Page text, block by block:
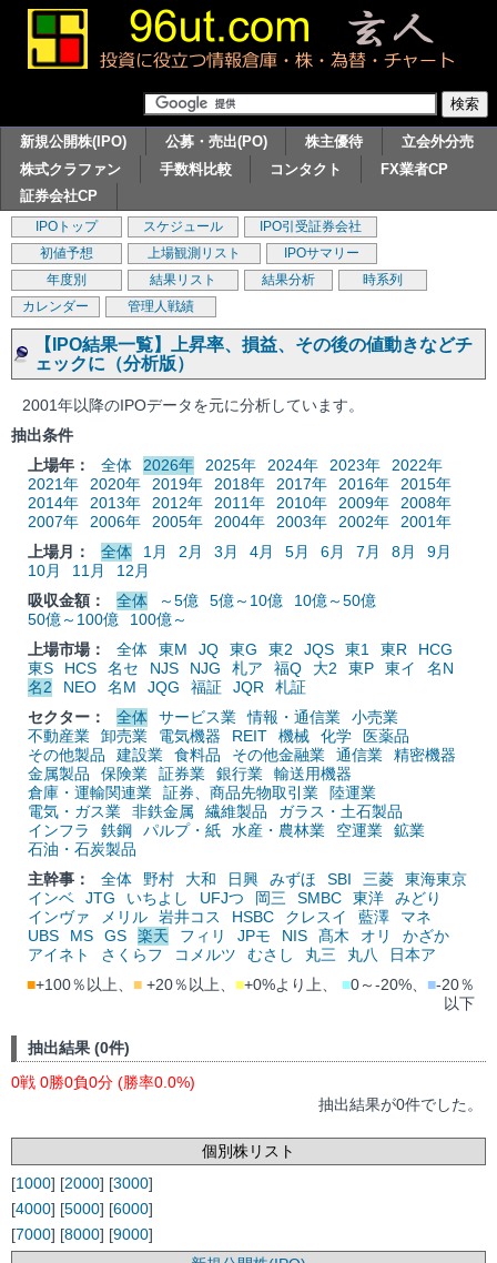
新規公開株(IPO) 公募・売出(PO) 株主優待
立会外分売
株式クラファン
手数料比較 コンタクト
FX業者CP
証券会社CP
IPOトップ スケジュール
IPO引受証券会社
初値予想
上場観測リスト
IPOサマリー
年度別
結果リスト 結果分析
時系列
カレンダー
管理人戦績
【IPO結果一覧】上昇率、損益、その後の値動きなどチ
ェックに（分析版）
2001年以降のIPOデータを元に分析しています。
抽出条件
上場年：
全体 2026年 2025年 2024年 2023年
2022年
2021年
2020年 2019年 2018年 2017年 2016年
2015年
2014年
2013年 2012年 2011年 2010年 2009年
2008年
2007年
2006年 2005年 2004年 2003年 2002年
2001年
上場月：
全体 1月 2月 3月 4月 5月 6月 7月 8月
9月
10月
11月
12月
吸収金額：
全体 ～5億 5億～10億
10億～50億
50億～100億
100億～
上場市場：
全体 東M JQ 東G 東2 JQS 東1 東R
HCG
東S
HCS 名セ NJS NJG 札ア 福Q 大2 東P 東イ
名N
名2
NEO 名M JQG 福証 JQR
札証
セクター：
全体 サービス業 情報・通信業
小売業
不動産業
卸売業 電気機器 REIT 機械 化学
医薬品
その他製品
建設業 食料品 その他金融業 通信業
精密機器
金属製品
保険業 証券業 銀行業
輸送用機器
倉庫・運輸関連業
証券、商品先物取引業
陸運業
電気・ガス業
非鉄金属 繊維製品
ガラス・土石製品
インフラ
鉄鋼 パルプ・紙 水産・農林業 空運業
鉱業
石油・石炭製品
主幹事：
全体 野村 大和 日興 みずほ SBI 三菱
東海東京
インベ
JTG いちよし UFJつ 岡三 SMBC 東洋
みどり
インヴァ
メリル 岩井コス HSBC クレスイ 藍澤
マネ
UBS
MS GS 楽天 フィリ JPモ NIS 髙木 オリ
かざか
アイネト
さくらフ コメルツ むさし 丸三 丸八
日本ア
■+100％以上、 ■ +20％以上、 ■+0%より上、 ■0～-20%、 ■-20％
以下
抽出結果 (0件)
0戦 0勝0負0分 (勝率0.0%)
抽出結果が0件でした。
個別株リスト
[1000] [2000] [3000]
[4000] [5000] [6000]
[7000] [8000] [9000]